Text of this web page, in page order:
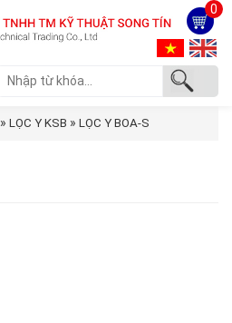
0
» LỌC Y KSB » LỌC Y BOA-S